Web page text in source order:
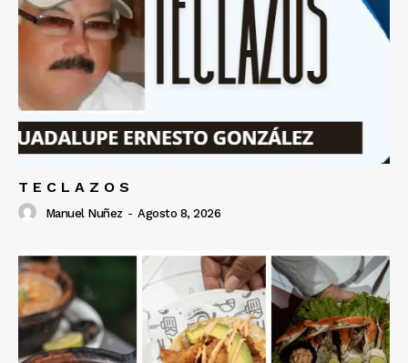
T E C L A Z O S
Manuel Nuñez - Agosto 8, 2026